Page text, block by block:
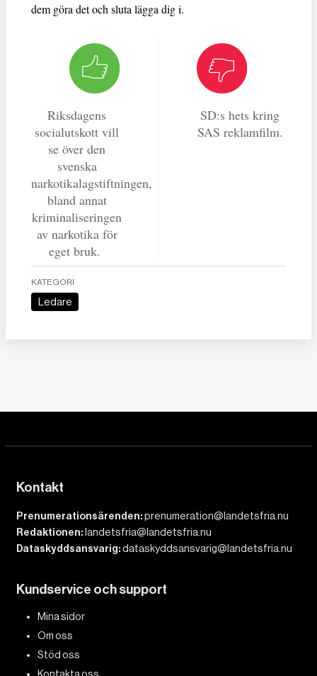
dem göra det och sluta lägga dig i.
Riksdagens
socialutskott vill
se över den
svenska
narkotikalagstiftningen,
bland annat
kriminaliseringen
av narkotika för
eget bruk.
SD:s hets kring
SAS reklamfilm.
KATEGORI
Ledare
Kontakt
Prenumerationsärenden:prenumeration@landetsfria.nu
Redaktionen: landetsfria@landetsfria.nu
Dataskyddsansvarig:dataskyddsansvarig@landetsfria.nu
Kundservice och support
Mina sidor
Om oss
Stöd oss